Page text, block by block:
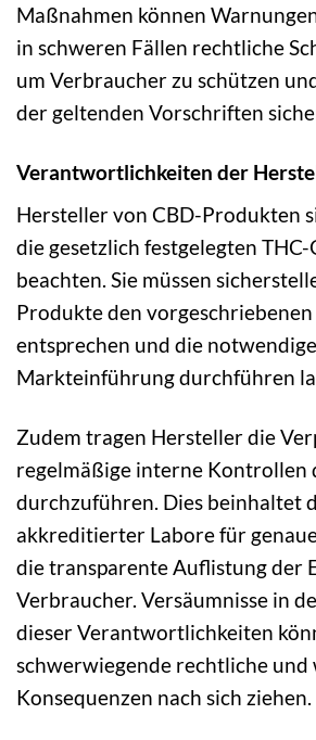
Maßnahmen können
in schweren Fällen rechtliche
um Verbraucher zu schützen
der geltenden Vorschriften
Verantwortlichkeiten der
Hersteller von CBD-Produkten
die gesetzlich festgelegten
beachten. Sie müssen
Produkte den
entsprechen und die
Markteinführung durchführen
Zudem tragen Hersteller die
regelmäßige interne Kontrollen
durchzuführen. Dies beinhaltet
akkreditierter Labore für
die transparente Auflistung der
Verbraucher. Versäumnisse in
dieser Verantwortlichkeiten
schwerwiegende rechtliche
Konsequenzen nach sich ziehen.